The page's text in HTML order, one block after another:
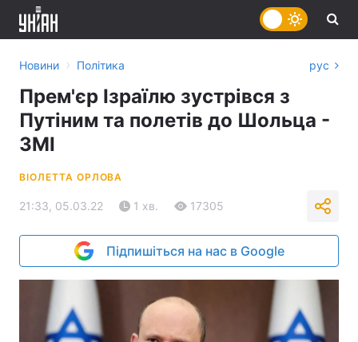
Новини › Політика рус
Прем'єр Ізраїлю зустрівся з
Путіним та полетів до Шольца -
ЗМІ
ВІОЛЕТТА ОРЛОВА
21:33, 05.03.22 1 хв. 17305
Підпишіться на нас в Google